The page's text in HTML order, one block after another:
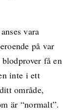
vara
på var
få en
inte i ett
område,
är “normalt”.